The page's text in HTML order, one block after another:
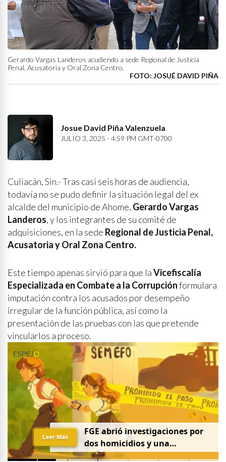
Gerardo Vargas Landeros acudiendo a sede Regional de Justicia
Penal, Acusatoria y Oral Zona Centro.
FOTO: JOSUÉ DAVID PIÑA
Josue David Piña Valenzuela
JULIO 3, 2025 - 4:59 PM GMT-0700
Culiacán, Sin.- Tras casi seis horas de audiencia,
todavía no se pudo definir la situación legal del ex
alcalde del municipio de Ahome, Gerardo Vargas
Landeros, y los integrantes de su comité de
adquisiciones, en la sede Regional de Justicia Penal,
Acusatoria y Oral Zona Centro.
Este tiempo apenas sirvió para que laVicefiscalía
Especializada en Combate a la Corrupciónformulara
imputación contra los acusados por desempeño
irregular de la función pública, así como la
presentación de las pruebas con las que pretende
vincularlos a proceso.
FGE abrió investigaciones por
dos homicidios y una
desaparición el 7 de agosto
Leer Más